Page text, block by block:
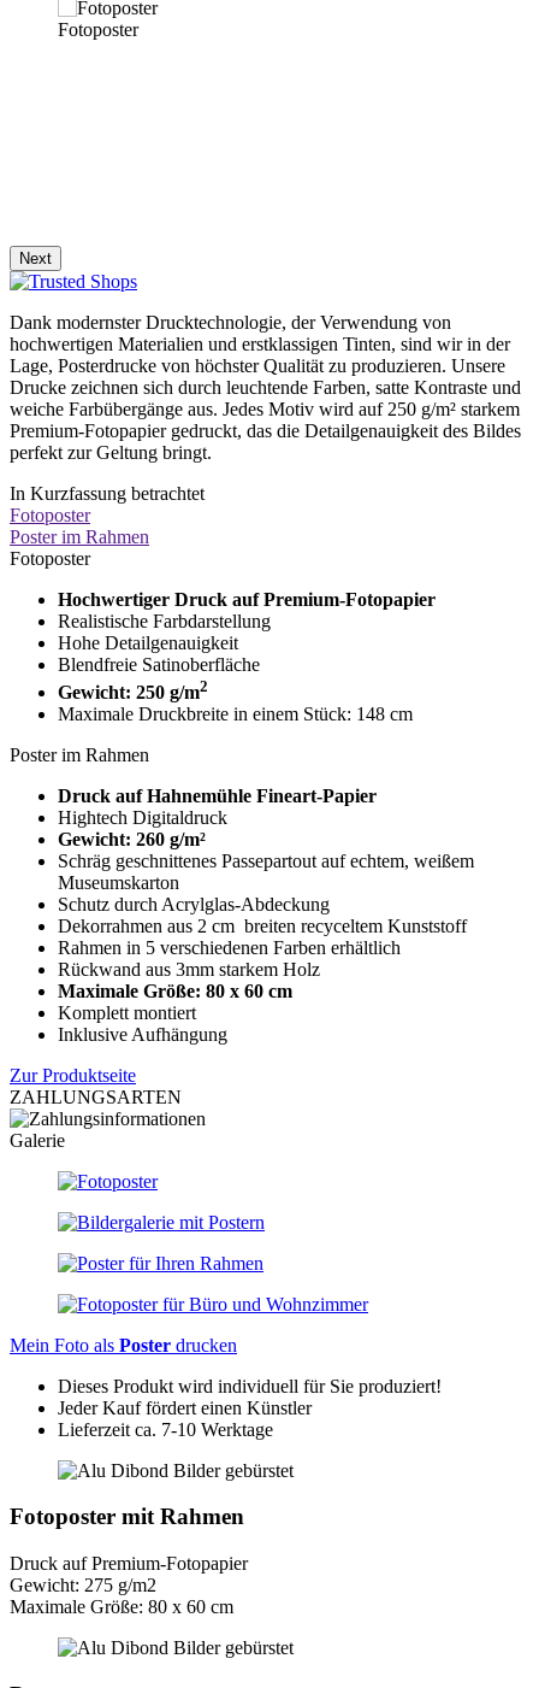
Fotoposter
Next
Dank modernster Drucktechnologie, der Verwendung von
hochwertigen Materialien und erstklassigen Tinten, sind wir in der
Lage, Posterdrucke von höchster Qualität zu produzieren. Unsere
Drucke zeichnen sich durch leuchtende Farben, satte Kontraste und
weiche Farbübergänge aus. Jedes Motiv wird auf 250 g/m² starkem
Premium-Fotopapier gedruckt, das die Detailgenauigkeit des Bildes
perfekt zur Geltung bringt.
In Kurzfassung betrachtet
Fotoposter
Poster im Rahmen
Fotoposter
Hochwertiger Druck auf Premium-Fotopapier
Realistische Farbdarstellung
Hohe Detailgenauigkeit
Blendfreie Satinoberfläche
Gewicht: 250 g/m2
Maximale Druckbreite in einem Stück: 148 cm
Poster im Rahmen
Druck auf Hahnemühle Fineart-Papier
Hightech Digitaldruck
Gewicht: 260 g/m²
Schräg geschnittenes Passepartout auf echtem, weißem
Museumskarton
Schutz durch Acrylglas-Abdeckung
Dekorrahmen aus 2 cm breiten recyceltem Kunststoff
Rahmen in 5 verschiedenen Farben erhältlich
Rückwand aus 3mm starkem Holz
Maximale Größe: 80 x 60 cm
Komplett montiert
Inklusive Aufhängung
Zur Produktseite
ZAHLUNGSARTEN
Galerie
Mein Foto als Poster drucken
Dieses Produkt wird individuell für Sie produziert!
Jeder Kauf fördert einen Künstler
Lieferzeit ca. 7-10 Werktage
Fotoposter mit Rahmen
Druck auf Premium-Fotopapier
Gewicht: 275 g/m2
Maximale Größe: 80 x 60 cm